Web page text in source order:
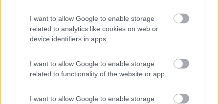
I want to allow Google to enable storage
related to analytics like cookies on web or
device identifiers in apps.
I want to allow Google to enable storage
related to functionality of the website or app.
I want to allow Google to enable storage
Area Comunale
6 4